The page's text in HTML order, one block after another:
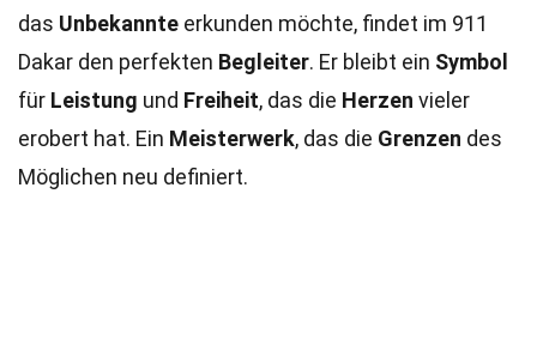
das Unbekannte erkunden möchte, findet im 911
Dakar den perfekten Begleiter. Er bleibt ein Symbol
für Leistung und Freiheit, das die Herzen vieler
erobert hat. Ein Meisterwerk, das die Grenzen des
Möglichen neu definiert.